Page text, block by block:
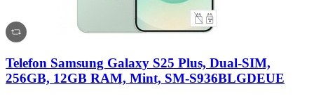
Telefon Samsung Galaxy S25 Plus, Dual-SIM,
256GB, 12GB RAM, Mint, SM-S936BLGDEUE